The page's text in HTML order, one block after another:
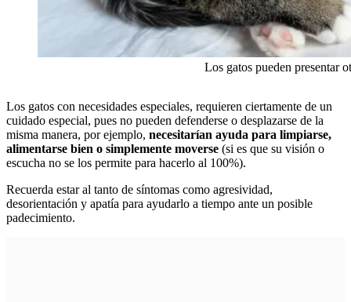
Los gatos pueden presentar
Los gatos con necesidades especiales, requieren ciertamente de un
cuidado especial, pues no pueden defenderse o desplazarse de la
misma manera, por ejemplo, necesitarían ayuda para limpiarse,
alimentarse bien o simplemente moverse (si es que su visión o
escucha no se los permite para hacerlo al 100%).
Recuerda estar al tanto de síntomas como agresividad,
desorientación y apatía para ayudarlo a tiempo ante un posible
padecimiento.